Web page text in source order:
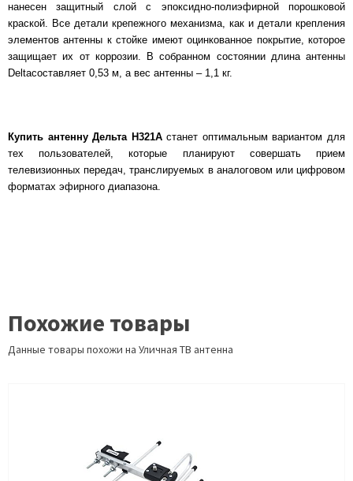
нанесен защитный слой с эпоксидно-полиэфирной порошковой
краской. Все детали крепежного механизма, как и детали крепления
элементов антенны к стойке имеют оцинкованное покрытие, которое
защищает их от коррозии. В собранном состоянии длина антенны
Deltaсоставляет 0,53 м, а вес антенны – 1,1 кг.
Купить антенну Дельта Н321Астанет оптимальным вариантом для
тех пользователей, которые планируют совершать прием
телевизионных передач, транслируемых в аналоговом или цифровом
форматах эфирного диапазона.
Похожие товары
Данные товары похожи на Уличная ТВ антенна